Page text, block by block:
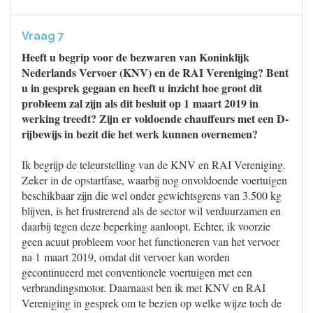
Vraag 7
Heeft u begrip voor de bezwaren van Koninklijk
Nederlands Vervoer (KNV) en de RAI Vereniging? Bent
u in gesprek gegaan en heeft u inzicht hoe groot dit
probleem zal zijn als dit besluit op 1 maart 2019 in
werking treedt? Zijn er voldoende chauffeurs met een D-
rijbewijs in bezit die het werk kunnen overnemen?
Ik begrijp de teleurstelling van de KNV en RAI Vereniging.
Zeker in de opstartfase, waarbij nog onvoldoende voertuigen
beschikbaar zijn die wel onder gewichtsgrens van 3.500 kg
blijven, is het frustrerend als de sector wil verduurzamen en
daarbij tegen deze beperking aanloopt. Echter, ik voorzie
geen acuut probleem voor het functioneren van het vervoer
na 1 maart 2019, omdat dit vervoer kan worden
gecontinueerd met conventionele voertuigen met een
verbrandingsmotor. Daarnaast ben ik met KNV en RAI
Vereniging in gesprek om te bezien op welke wijze toch de